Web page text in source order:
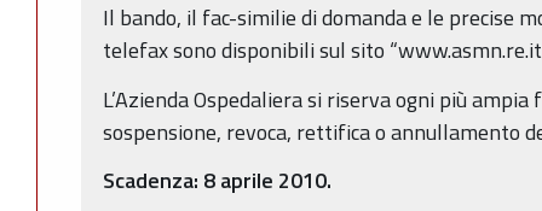
Il bando, il fac-similie di domanda e le precise
telefax sono disponibili sul sito
L’Azienda Ospedaliera si riserva ogni più
sospensione, revoca, rettifica o annullamento
Scadenza: 8 aprile 2010.